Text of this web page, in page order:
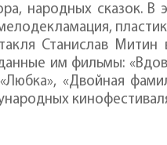
народных сказок.
Станислав Митин
им фильмы:
«Двойная